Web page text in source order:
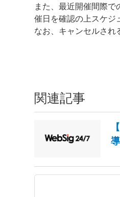
また、最近開催間際
催日を確認の上スケジ
なお、キャンセルされ
関連記事